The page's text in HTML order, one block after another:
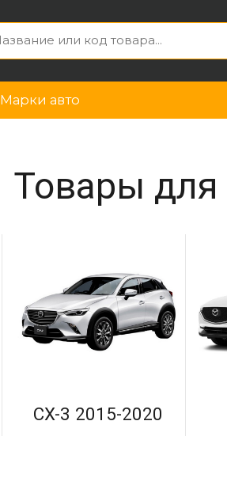
Марки авто
Товары
CX-3 2015-2020